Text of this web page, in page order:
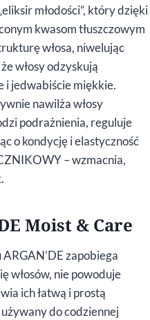
młodości”, który dzięki
kwasom tłuszczowym
włosa, niwelując
włosy odzyskują
i jedwabiście miękkie.
nawilża włosy
podrażnienia, reguluje
o kondycję i elastyczność
– wzmacnia,
Moist & Care
zapobiega
włosów, nie powoduje
ich łatwą i prostą
do codziennej